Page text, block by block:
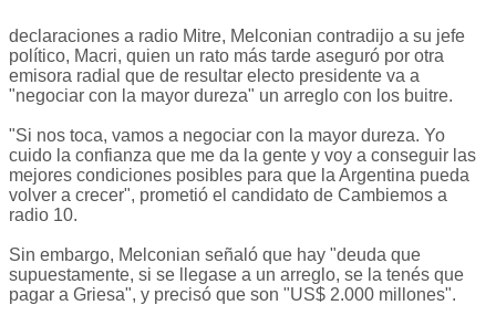
declaraciones a radio Mitre, Melconian contradijo a su jefe
político, Macri, quien un rato más tarde aseguró por otra
emisora radial que de resultar electo presidente va a
"negociar con la mayor dureza" un arreglo con los buitre.
"Si nos toca, vamos a negociar con la mayor dureza. Yo
cuido la confianza que me da la gente y voy a conseguir las
mejores condiciones posibles para que la Argentina pueda
volver a crecer", prometió el candidato de Cambiemos a
radio 10.
Sin embargo, Melconian señaló que hay "deuda que
supuestamente, si se llegase a un arreglo, se la tenés que
pagar a Griesa", y precisó que son "US$ 2.000 millones".